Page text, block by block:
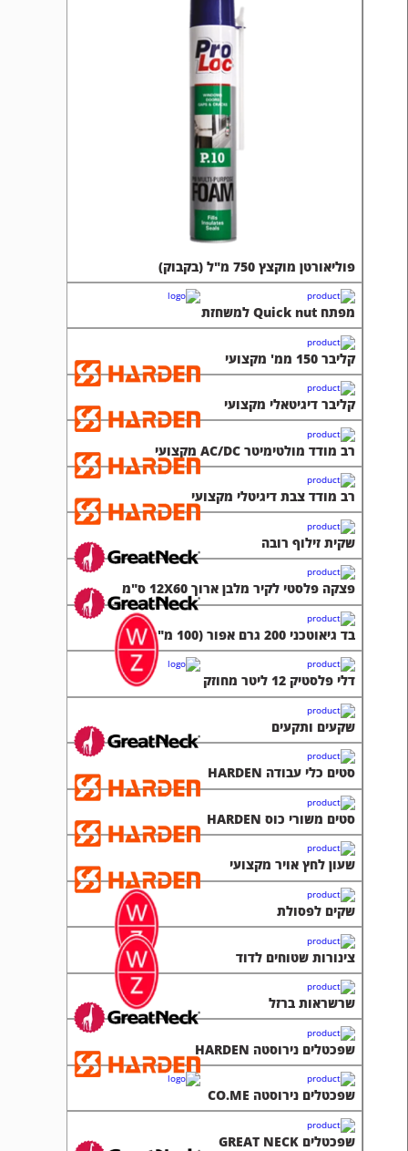
פוליאורטן מוקצץ 750 מ"ל (בקבוק)
מפתח Quick nut למשחזת
קליבר 150 ממ' מקצועי
קליבר דיגיטאלי מקצועי
רב מודד מולטימיטר AC/DC מקצועי
רב מודד צבת דיגיטלי מקצועי
שקית זילוף רובה
פצקה פלסטי לקיר מלבן ארוך 12X60 ס"מ
בד גיאוטכני 200 גרם אפור (100 מ"ר)
דלי פלסטיק 12 ליטר מחוזק
שקעים ותקעים
סטים כלי עבודה HARDEN
סטים משורי כוס HARDEN
שעון לחץ אויר מקצועי
שקים לפסולת
צינורות שטוחים לדוד
שרשראות ברזל
שפכטלים נירוסטה HARDEN
שפכטלים נירוסטה CO.ME
שפכטלים GREAT NECK